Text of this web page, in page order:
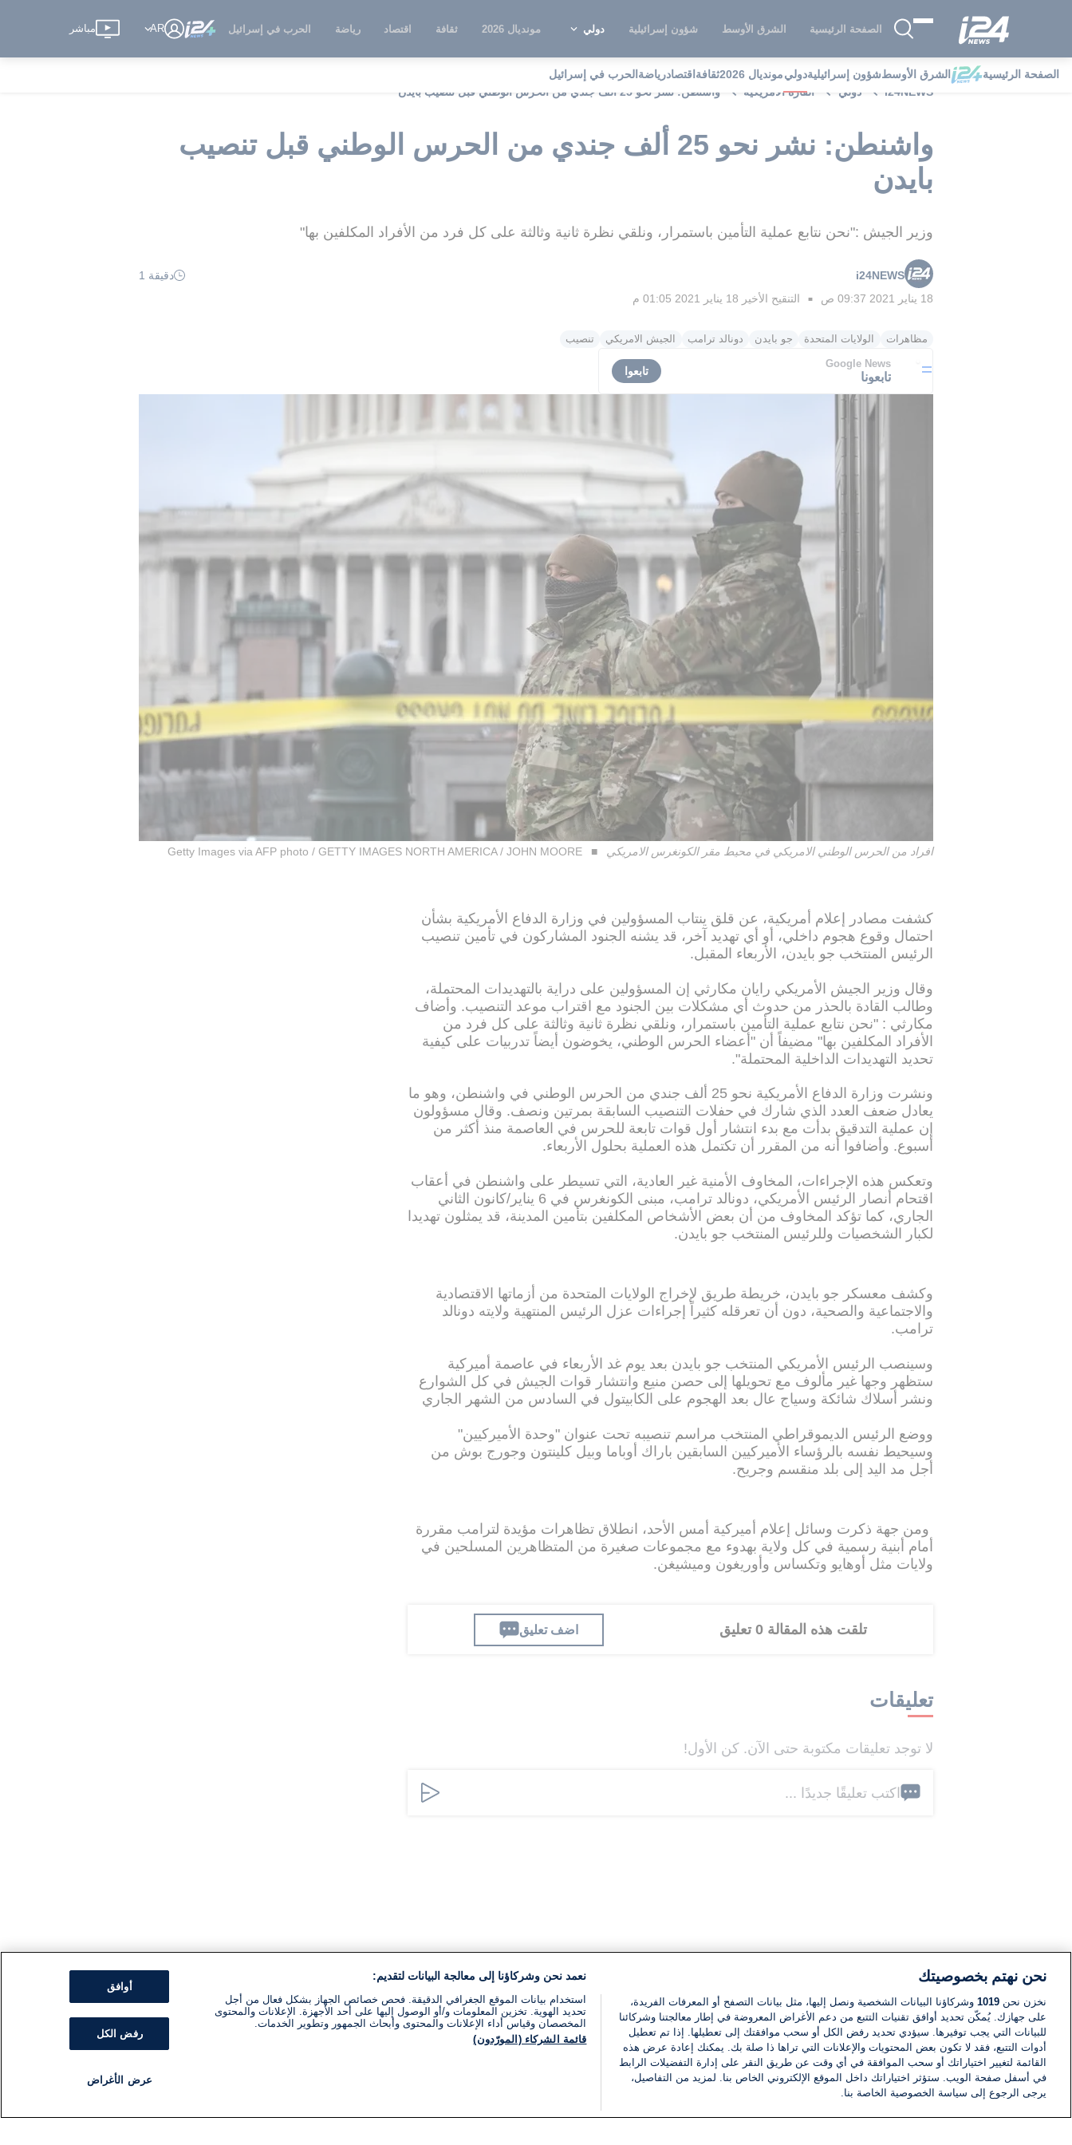
الصفحة الرئيسية الشرق الأوسط شؤون إسرائيلية دولي مونديال 2026 ثقافة اقتصاد رياضة الحرب في إسرائيل AR مباشر
الصفحة الرئيسية الشرق الأوسطشؤون إسرائيليةدوليمونديال 2026 ثقافة اقتصادرياضة الحرب في إسرائيل
i24NEWS
دولي القارة الامريكية واشنطن: نشر نحو 25 ألف جندي من الحرس الوطني قبل تنصيب بايدن
واشنطن: نشر نحو 25 ألف جندي من الحرس الوطني قبل تنصيب
بايدن
وزير الجيش :"نحن نتابع عملية التأمين باستمرار، ونلقي نظرة ثانية وثالثة على كل فرد من الأفراد المكلفين بها"
i24NEWS
دقيقة 1
18 يناير 2021 09:37 ص
■ التنقيح الأخير 18 يناير 2021 01:05 م
مظاهرات الولايات المتحدة جو بايدن دونالد ترامب الجيش الامريكي تنصيب
Google News
تابعونا تابعوا
افراد من الحرس الوطني الامريكي في محيط مقر الكونغرس الامريكي Getty Images via AFP photo / GETTY IMAGES NORTH AMERICA / JOHN MOORE
كشفت مصادر إعلام أمريكية، عن قلق ينتاب المسؤولين في وزارة الدفاع الأمريكية بشأن
احتمال وقوع هجوم داخلي، أو أي تهديد آخر، قد يشنه الجنود المشاركون في تأمين تنصيب
الرئيس المنتخب جو بايدن، الأربعاء المقبل.
وقال وزير الجيش الأمريكي رايان مكارثي إن المسؤولين على دراية بالتهديدات المحتملة،
وطالب القادة بالحذر من حدوث أي مشكلات بين الجنود مع اقتراب موعد التنصيب. وأضاف
مكارثي : "نحن نتابع عملية التأمين باستمرار، ونلقي نظرة ثانية وثالثة على كل فرد من
الأفراد المكلفين بها" مضيفاً أن "أعضاء الحرس الوطني، يخوضون أيضاً تدربيات على كيفية
تحديد التهديدات الداخلية المحتملة".
ونشرت وزارة الدفاع الأمريكية نحو 25 ألف جندي من الحرس الوطني في واشنطن، وهو ما
يعادل ضعف العدد الذي شارك في حفلات التنصيب السابقة بمرتين ونصف. وقال مسؤولون
إن عملية التدقيق بدأت مع بدء انتشار أول قوات تابعة للحرس في العاصمة منذ أكثر من
أسبوع. وأضافوا أنه من المقرر أن تكتمل هذه العملية بحلول الأربعاء.
وتعكس هذه الإجراءات، المخاوف الأمنية غير العادية، التي تسيطر على واشنطن في أعقاب
اقتحام أنصار الرئيس الأمريكي، دونالد ترامب، مبنى الكونغرس في 6 يناير/كانون الثاني
الجاري، كما تؤكد المخاوف من أن بعض الأشخاص المكلفين بتأمين المدينة، قد يمثلون تهديدا
لكبار الشخصيات وللرئيس المنتخب جو بايدن.
وكشف معسكر جو بايدن، خريطة طريق لإخراج الولايات المتحدة من أزماتها الاقتصادية
والاجتماعية والصحية، دون أن تعرقله كثيراً إجراءات عزل الرئيس المنتهية ولايته دونالد
ترامب.
وسينصب الرئيس الأمريكي المنتخب جو بايدن بعد يوم غد الأربعاء في عاصمة أميركية
ستظهر وجها غير مألوف مع تحويلها إلى حصن منيع وانتشار قوات الجيش في كل الشوارع
ونشر أسلاك شائكة وسياج عال بعد الهجوم على الكابيتول في السادس من الشهر الجاري
ووضع الرئيس الديموقراطي المنتخب مراسم تنصيبه تحت عنوان "وحدة الأميركيين"
وسيحيط نفسه بالرؤساء الأميركيين السابقين باراك أوباما وبيل كلينتون وجورج بوش من
أجل مد اليد إلى بلد منقسم وجريح.
ومن جهة ذكرت وسائل إعلام أميركية أمس الأحد، انطلاق تظاهرات مؤيدة لترامب مقررة
أمام أبنية رسمية في كل ولاية بهدوء مع مجموعات صغيرة من المتظاهرين المسلحين في
ولايات مثل أوهايو وتكساس وأوريغون وميشيغن.
تلقت هذه المقالة 0 تعليق اضف تعليق
تعليقات
لا توجد تعليقات مكتوبة حتى الآن. كن الأول!
اكتب تعليقًا جديدًا ...
نحن نهتم بخصوصيتك
نخزن نحن 1019 وشركاؤنا البيانات الشخصية ونصل إليها، مثل بيانات التصفح أو المعرفات الفريدة،
على جهازك. يُمكّن تحديد أوافق تقنيات التتبع من دعم الأغراض المعروضة في إطار معالجتنا وشركائنا
للبيانات التي يجب توفيرها. سيؤدي تحديد رفض الكل أو سحب موافقتك إلى تعطيلها. إذا تم تعطيل
أدوات التتبع، فقد لا تكون بعض المحتويات والإعلانات التي تراها ذا صلة بك. يمكنك إعادة عرض هذه
القائمة لتغيير اختياراتك أو سحب الموافقة في أي وقت عن طريق النقر على إدارة التفضيلات الرابط
في أسفل صفحة الويب. ستؤثر اختياراتك داخل الموقع الإلكتروني الخاص بنا. لمزيد من التفاصيل،
يرجى الرجوع إلى سياسة الخصوصية الخاصة بنا.
نعمد نحن وشركاؤنا إلى معالجة البيانات لتقديم:
استخدام بيانات الموقع الجغرافي الدقيقة. فحص خصائص الجهاز بشكل فعال من أجل
تحديد الهوية. تخزين المعلومات و/أو الوصول إليها على أحد الأجهزة. الإعلانات والمحتوى
المخصصان وقياس أداء الإعلانات والمحتوى وأبحاث الجمهور وتطوير الخدمات.
قائمة الشركاء (المورّدون)
أوافق
رفض الكل
عرض الأغراض